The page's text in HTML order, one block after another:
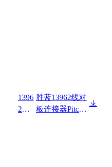
1396
2W9
胜蓝13962线对
板连接器Pitch